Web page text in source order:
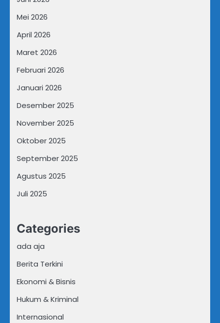
Mei 2026
April 2026
Maret 2026
Februari 2026
Januari 2026
Desember 2025
November 2025
Oktober 2025
September 2025
Agustus 2025
Juli 2025
Categories
ada aja
Berita Terkini
Ekonomi & Bisnis
Hukum & Kriminal
Internasional